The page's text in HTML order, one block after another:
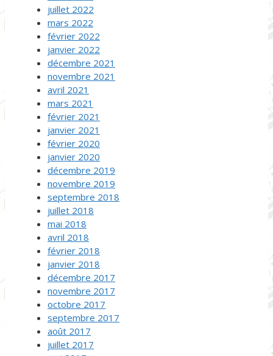
juillet 2022
mars 2022
février 2022
janvier 2022
décembre 2021
novembre 2021
avril 2021
mars 2021
février 2021
janvier 2021
février 2020
janvier 2020
décembre 2019
novembre 2019
septembre 2018
juillet 2018
mai 2018
avril 2018
février 2018
janvier 2018
décembre 2017
novembre 2017
octobre 2017
septembre 2017
août 2017
juillet 2017